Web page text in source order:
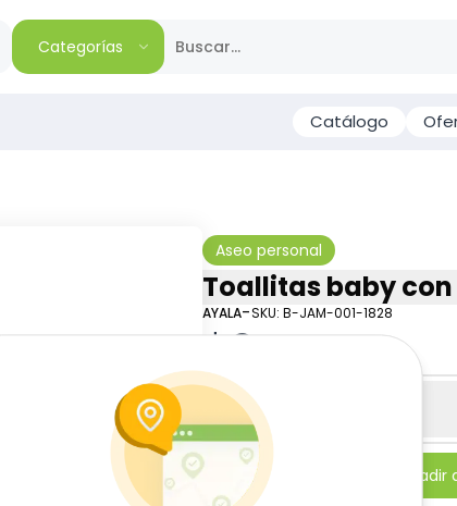
Categorías
Catálogo
Aseo personal
Toallitas baby con
AYALA-SKU: B-JAM-001-1828
$ 3
Especificaciones